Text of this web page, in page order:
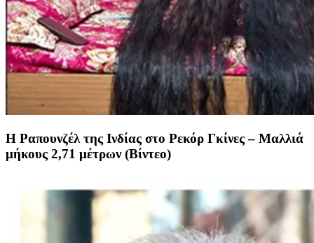
Η Ραπουνζέλ της Ινδίας στο Ρεκόρ Γκίνες – Μαλλιά
μήκους 2,71 μέτρων (Βίντεο)